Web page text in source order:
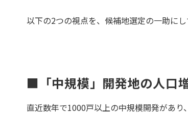
以下の2つの視点を、候補地選定の一助に
■「中規模」開発地の人口
直近数年で1000戸以上の中規模開発があり